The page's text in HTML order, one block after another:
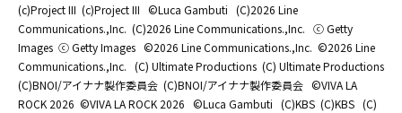
(c)Project III (c)Project III ©Luca Gambuti (C)2026 Line
Communications.,Inc. (C)2026 Line Communications.,Inc. ⓒ Getty
Images ⓒ Getty Images ©2026 Line Communications.,Inc. ©2026 Line
Communications.,Inc. (C) Ultimate Productions (C) Ultimate Productions
(C)BNOI/アイナナ製作委員会 (C)BNOI/アイナナ製作委員会 ©️VIVA LA
ROCK 2026 ©️VIVA LA ROCK 2026 ©Luca Gambuti (C)KBS (C)KBS (C)